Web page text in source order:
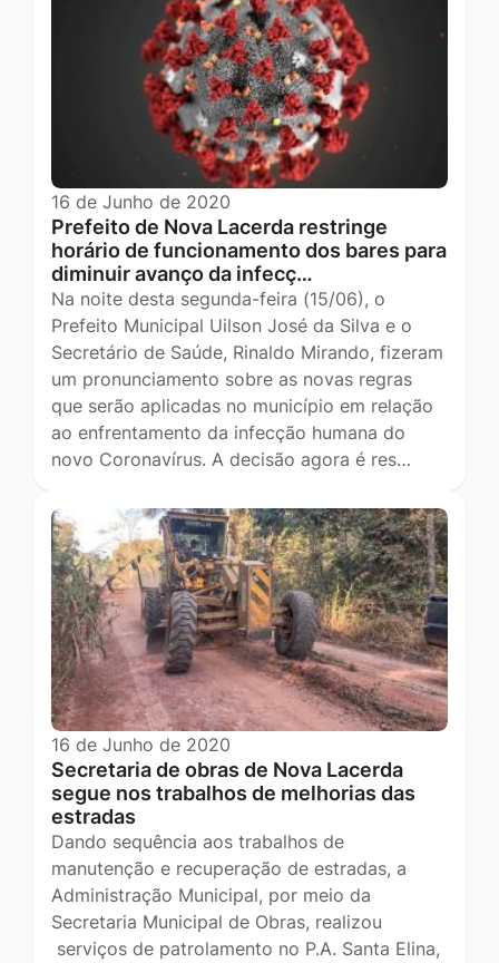
16 de Junho de 2020
Prefeito de Nova Lacerda restringe
horário de funcionamento dos bares para
diminuir avanço da infecç…
Na noite desta segunda-feira (15/06), o
Prefeito Municipal Uilson José da Silva e o
Secretário de Saúde, Rinaldo Mirando, fizeram
um pronunciamento sobre as novas regras
que serão aplicadas no município em relação
ao enfrentamento da infecção humana do
novo Coronavírus. A decisão agora é res…
16 de Junho de 2020
Secretaria de obras de Nova Lacerda
segue nos trabalhos de melhorias das
estradas
Dando sequência aos trabalhos de
manutenção e recuperação de estradas, a
Administração Municipal, por meio da
Secretaria Municipal de Obras, realizou
serviços de patrolamento no P.A. Santa Elina,